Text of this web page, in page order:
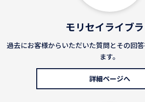
モリセイライブラ
過去にお客様からいただいた質問とその回
ます。
詳細ページへ